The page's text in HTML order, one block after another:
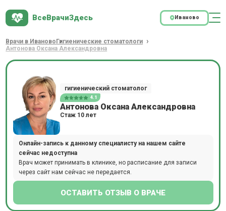
ВсеВрачиЗдесь Иваново
Врачи в Иваново Гигиенические стоматологи
Антонова Оксана Александровна
гигиенический стоматолог
4.1
Антонова Оксана Александровна
Стаж 10 лет
Онлайн-запись к данному специалисту на нашем сайте
сейчас недоступна
Врач может принимать в клинике, но расписание для записи
через сайт нам сейчас не передается.
ОСТАВИТЬ ОТЗЫВ О ВРАЧЕ